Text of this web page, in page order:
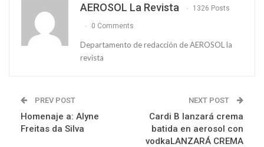
AEROSOL La Revista 1326 Posts
0 Comments
Departamento de redacción de AEROSOL la
revista
PREV POST
Homenaje a: Alyne
Freitas da Silva
NEXT POST
Cardi B lanzará crema
batida en aerosol con
vodkaLANZARÁ CREMA